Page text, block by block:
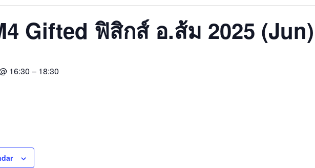
Gifted ฟิสิกส์ อ.ส้ม 2025 (Jun)
16:30 – 18:30